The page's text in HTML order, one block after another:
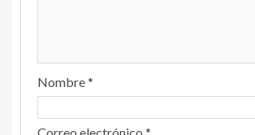
Nombre*